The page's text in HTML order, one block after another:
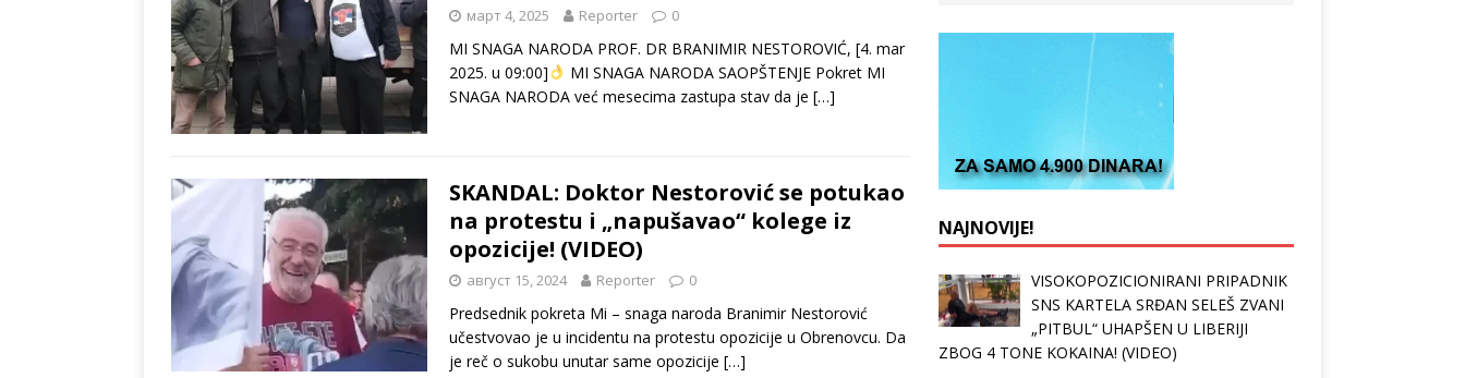
март 4, 2025 Reporter 0
MI SNAGA NARODA PROF. DR BRANIMIR NESTOROVIĆ, [4. mar
2025. u 09:00]
MI SNAGA NARODA SAOPŠTENJE Pokret MI
SNAGA NARODA već mesecima zastupa stav da je […]
SKANDAL: Doktor Nestorović se potukao
na protestu i „napušavao“ kolege iz
opozicije! (VIDEO)
август 15, 2024 Reporter 0
Predsednik pokreta Mi – snaga naroda Branimir Nestorović
učestvovao je u incidentu na protestu opozicije u Obrenovcu. Da
je reč o sukobu unutar same opozicije […]
NAJNOVIJE!
VISOKOPOZICIONIRANI PRIPADNIK
SNS KARTELA SRĐAN SELEŠ ZVANI
„PITBUL“ UHAPŠEN U LIBERIJI
ZBOG 4 TONE KOKAINA! (VIDEO)